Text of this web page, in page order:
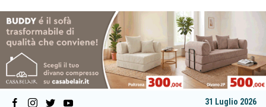
31 Luglio 2026